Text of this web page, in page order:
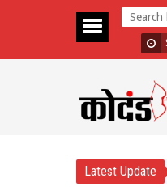
Latest Update